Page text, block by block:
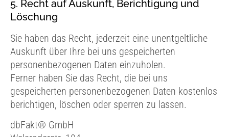
5. Recht auf Auskunft, Berichtigung und
Löschung
Sie haben das Recht, jederzeit eine unentgeltliche
Auskunft über Ihre bei uns gespeicherten
personenbezogenen Daten einzuholen.
Ferner haben Sie das Recht, die bei uns
gespeicherten personenbezogenen Daten kostenlos
berichtigen, löschen oder sperren zu lassen.
dbFakt® GmbH